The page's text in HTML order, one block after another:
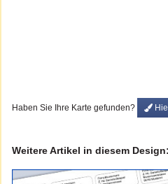
Haben Sie Ihre Karte gefunden?
Weitere Artikel in diesem Design: